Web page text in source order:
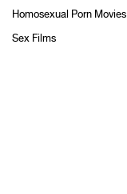
Homosexual Porn
Sex Films